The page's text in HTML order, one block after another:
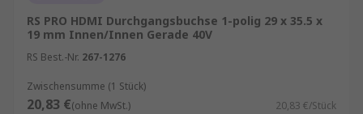
RS PRO HDMI Durchgangsbuchse 1-polig 29 x 35.5 x
19 mm Innen/Innen Gerade 40V
RS Best.-Nr. 267-1276
Zwischensumme (1 Stück)
20,83 €(ohne MwSt.) 20,83 €/Stück